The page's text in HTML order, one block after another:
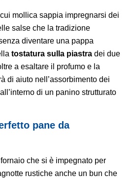
mollica sappia impregnarsi dei
salse che la tradizione
diventare una pappa
tostatura sulla piastra dei due
a esaltare il profumo e la
di aiuto nell’assorbimento dei
di un panino strutturato
pane da
che si è impegnato per
rustiche anche un bun che